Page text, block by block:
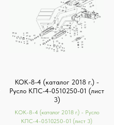
КОК-8-4 (каталог 2018 г.) -
Русло КПС-4-0510250-01 (лист
3)
КОК-8-4 (каталог 2018 г.) - Русло
КПС-4-0510250-01 (лист 3)